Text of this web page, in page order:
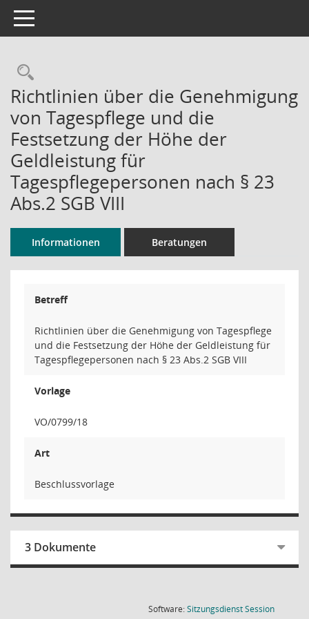
Toggle navigation
Rechercheauswahl
Richtlinien über die Genehmigung
von Tagespflege und die
Festsetzung der Höhe der
Geldleistung für
Tagespflegepersonen nach § 23
Abs.2 SGB VIII
Informationen Beratungen
Betreff
Richtlinien über die Genehmigung von Tagespflege
und die Festsetzung der Höhe der Geldleistung für
Tagespflegepersonen nach § 23 Abs.2 SGB VIII
Vorlage
VO/0799/18
Art
Beschlussvorlage
3 Dokumente
Software:SitzungsdienstSession(Wird in